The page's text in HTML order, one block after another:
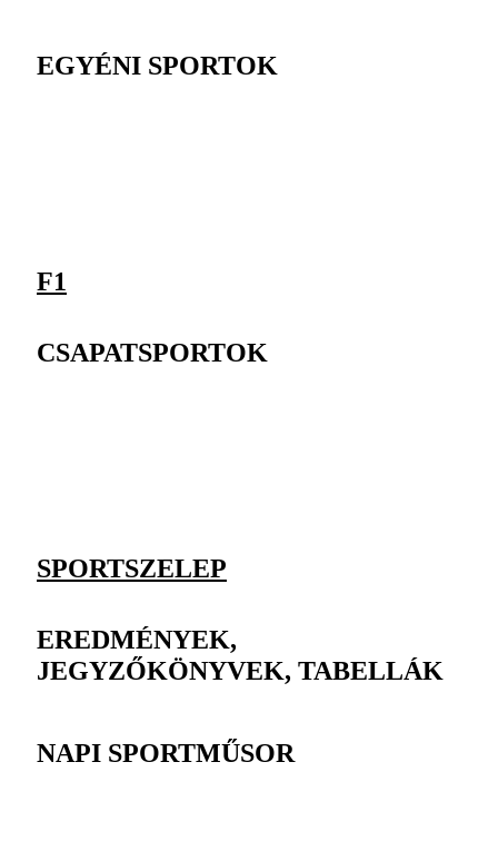
EGYÉNI SPORTOK
F1
CSAPATSPORTOK
SPORTSZELEP
EREDMÉNYEK,
JEGYZŐKÖNYVEK, TABELLÁK
NAPI SPORTMŰSOR